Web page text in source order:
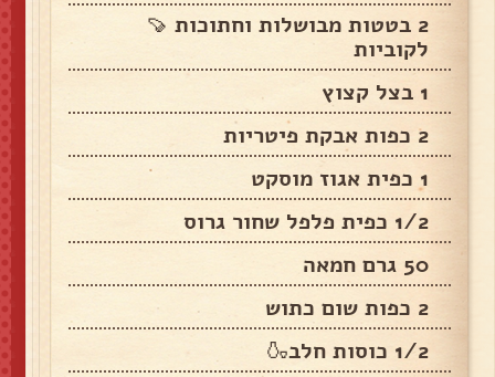
2 בטטות מבושלות וחתוכות 🍠
לקוביות
1 בצל קצוץ
2 כפות אבקת פיטריות
1 כפית אגוז מוסקט
1/2 כפית פלפל שחור גרוס
50 גרם חמאה
2 כפות שום כתוש
1/2 כוסות חלב🍶